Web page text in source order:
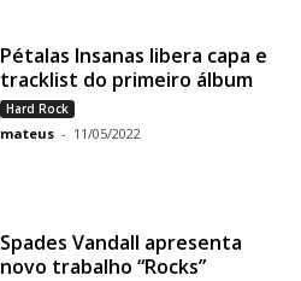
Pétalas Insanas libera capa e
tracklist do primeiro álbum
Hard Rock
mateus - 11/05/2022
Spades Vandall apresenta
novo trabalho “Rocks”